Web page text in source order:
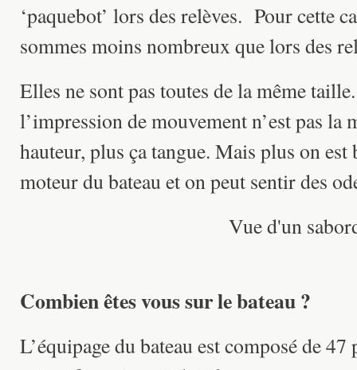
‘paquebot’ lors des relèves. Pour cette
sommes moins nombreux que lors des
Elles ne sont pas toutes de la même
l’impression de mouvement n’est pas la
hauteur, plus ça tangue. Mais plus on est
moteur du bateau et on peut sentir des
Vue d'un
Combien êtes vous sur le bateau ?
L’équipage du bateau est composé de 47